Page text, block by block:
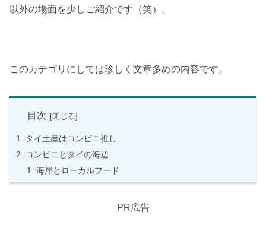
以外の場面を少しご紹介です（笑）。
このカテゴリにしては珍しく文章多めの内容です。
目次
タイ土産はコンビニ推し
コンビニとタイの海辺
海岸とローカルフード
PR広告